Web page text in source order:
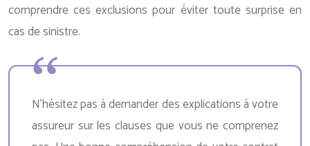
comprendre ces exclusions pour éviter toute surprise en
cas de sinistre.
N’hésitez pas à demander des explications à votre
assureur sur les clauses que vous ne comprenez